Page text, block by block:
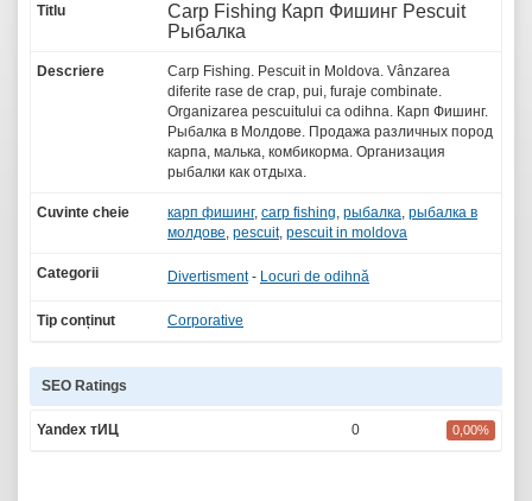
Titlu
Carp Fishing Карп Фишинг Pescuit
Рыбалка
Descriere
Carp Fishing. Pescuit in Moldova. Vânzarea
diferite rase de crap, pui, furaje combinate.
Organizarea pescuitului ca odihna. Карп Фишинг.
Рыбалка в Молдове. Продажа различных пород
карпа, малька, комбикорма. Организация
рыбалки как отдыха.
Cuvinte cheie карп фишинг, carp fishing, рыбалка, рыбалка в
молдове, pescuit, pescuit in moldova
Categorii Divertisment- Locuri de odihnă
Tip conținut Corporative
SEO Ratings
Yandex тИЦ 0 0,00%